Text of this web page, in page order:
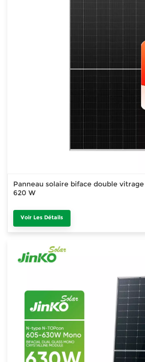
Panneau solaire biface double
620 W
Voir Les Détails